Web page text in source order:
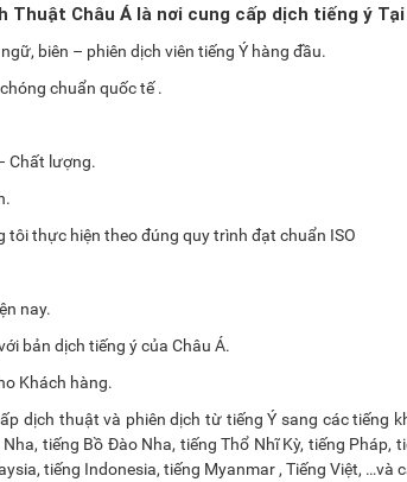
Thuật Châu Á là nơi cung cấp dịch tiếng ý Tại
biên – phiên dịch viên tiếng Ý hàng đầu.
chuẩn quốc tế .
Chất lượng.
tôi thực hiện theo đúng quy trình đạt chuẩn ISO
nay.
bản dịch tiếng ý của Châu Á.
Khách hàng.
dịch thuật và phiên dịch từ tiếng Ý sang các tiếng
tiếng Bồ Đào Nha, tiếng Thổ Nhĩ Kỳ, tiếng Pháp,
tiếng Indonesia, tiếng Myanmar , Tiếng Việt, …và